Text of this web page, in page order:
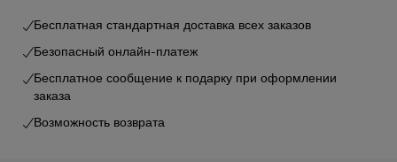
Бесплатная стандартная доставка всех заказов
Безопасный онлайн-платеж
Бесплатное сообщение к подарку при оформлении
заказа
Возможность возврата